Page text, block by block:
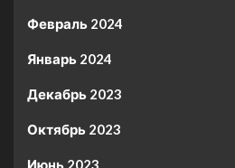
Февраль 2024
Январь 2024
Декабрь 2023
Октябрь 2023
Июнь 2023